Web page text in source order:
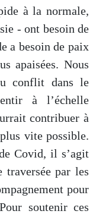
à la normale,
- ont besoin de
a besoin de paix
apaisées. Nous
conflit dans le
à l’échelle
contribuer à
vite possible.
Covid, il s’agit
par les
pour
soutenir ces